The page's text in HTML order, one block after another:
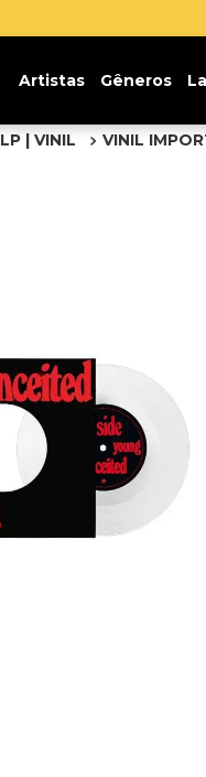
Artistas Gêneros
LP | VINIL VINIL